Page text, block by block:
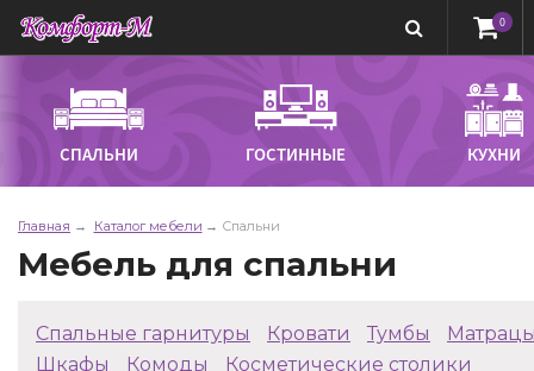
0
СПАЛЬНИ ГОСТИННЫЕ КУХНИ
Главная Каталог мебели Спальни
Мебель для спальни
Спальные гарнитуры Кровати Тумбы
Шкафы
Комоды
Косметические столики